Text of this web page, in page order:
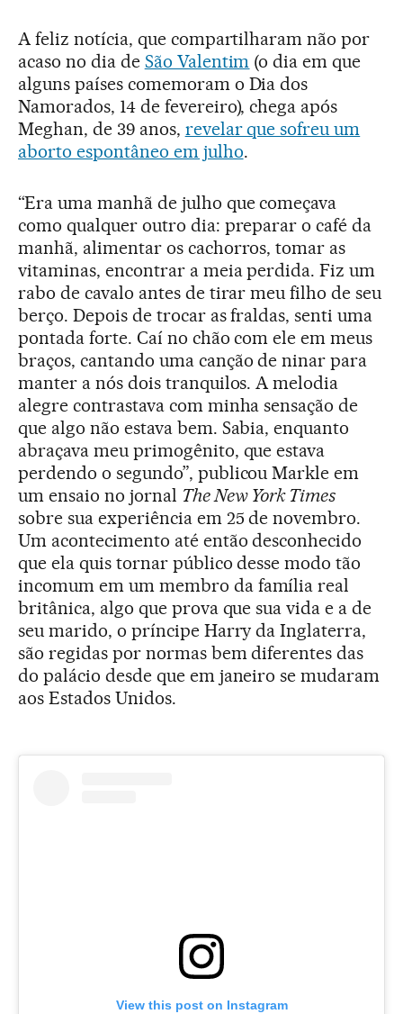
A feliz notícia, que compartilharam não por
acaso no dia de São Valentim (o dia em que
alguns países comemoram o Dia dos
Namorados, 14 de fevereiro), chega após
Meghan, de 39 anos, revelar que sofreu um
aborto espontâneo em julho.
“Era uma manhã de julho que começava
como qualquer outro dia: preparar o café da
manhã, alimentar os cachorros, tomar as
vitaminas, encontrar a meia perdida. Fiz um
rabo de cavalo antes de tirar meu filho de seu
berço. Depois de trocar as fraldas, senti uma
pontada forte. Caí no chão com ele em meus
braços, cantando uma canção de ninar para
manter a nós dois tranquilos. A melodia
alegre contrastava com minha sensação de
que algo não estava bem. Sabia, enquanto
abraçava meu primogênito, que estava
perdendo o segundo”, publicou Markle em
um ensaio no jornal The New York Times
sobre sua experiência em 25 de novembro.
Um acontecimento até então desconhecido
que ela quis tornar público desse modo tão
incomum em um membro da família real
britânica, algo que prova que sua vida e a de
seu marido, o príncipe Harry da Inglaterra,
são regidas por normas bem diferentes das
do palácio desde que em janeiro se mudaram
aos Estados Unidos.
View this post on Instagram